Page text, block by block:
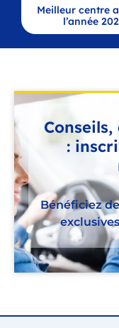
Meilleur centre
l’année
:
Bénéficiez